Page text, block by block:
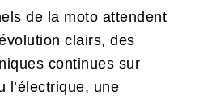
de la moto attendent
clairs, des
continues sur
l’électrique, une